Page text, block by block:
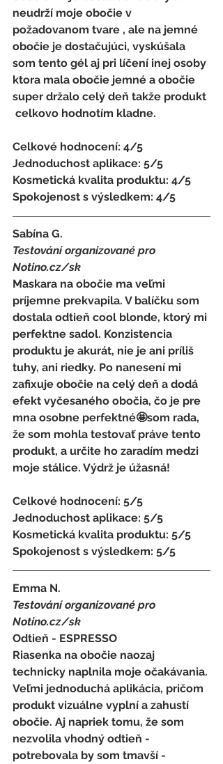
neudrží moje obočie v
požadovanom tvare , ale na jemné
obočie je dostačujúci, vyskúšala
som tento gél aj pri líčení inej osoby
ktora mala obočie jemné a obočie
super držalo celý deň takže produkt
celkovo hodnotím kladne.
Celkové hodnocení: 4/5
Jednoduchost aplikace: 5/5
Kosmetická kvalita produktu: 4/5
Spokojenost s výsledkem: 4/5
Sabína G.
Testování organizované pro
Notino.cz/sk
Maskara na obočie ma veľmi
príjemne prekvapila. V balíčku som
dostala odtieň cool blonde, ktorý mi
perfektne sadol. Konzistencia
produktu je akurát, nie je ani príliš
tuhy, ani riedky. Po nanesení mi
zafixuje obočie na celý deň a dodá
efekt vyčesaného obočia, čo je pre
mna osobne perfektné🤩som rada,
že som mohla testovať práve tento
produkt, a určite ho zaradím medzi
moje stálice. Výdrž je úžasná!
Celkové hodnocení: 5/5
Jednoduchost aplikace: 5/5
Kosmetická kvalita produktu: 5/5
Spokojenost s výsledkem: 5/5
Emma N.
Testování organizované pro
Notino.cz/sk
Odtieň - ESPRESSO
Riasenka na obočie naozaj
technicky naplnila moje očakávania.
Veľmi jednoduchá aplikácia, pričom
produkt vizuálne vyplní a zahustí
obočie. Aj napriek tomu, že som
nezvolila vhodný odtieň -
potrebovala by som tmavší -